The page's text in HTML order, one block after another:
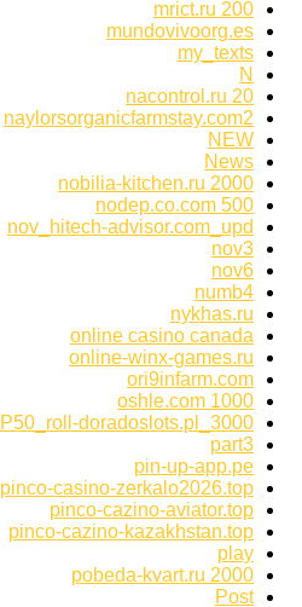
mrict.ru 200
mundovivoorg.es
my_texts
N
nacontrol.ru 20
naylorsorganicfarmstay.com2
NEW
News
nobilia-kitchen.ru 2000
nodep.co.com 500
nov_hitech-advisor.com_upd
nov3
nov6
numb4
nykhas.ru
online casino canada
online-winx-games.ru
ori9infarm.com
oshle.com 1000
P50_roll-doradoslots.pl_3000.
part3
pin-up-app.pe
pinco-casino-zerkalo2026.top
pinco-cazino-aviator.top
pinco-cazino-kazakhstan.top
play
pobeda-kvart.ru 2000
Post